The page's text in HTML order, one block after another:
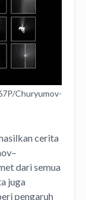
Churyumov-
cerita
dari semua
juga
pengaruh